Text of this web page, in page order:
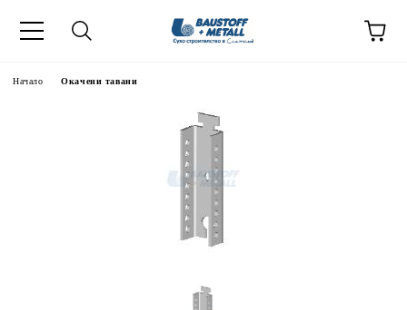
Начало Окачени тавани